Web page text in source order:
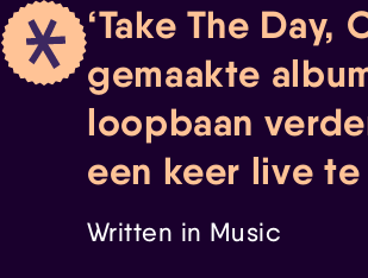
Take The Day,
gemaakte
loopbaan
een keer live te
Written in Music